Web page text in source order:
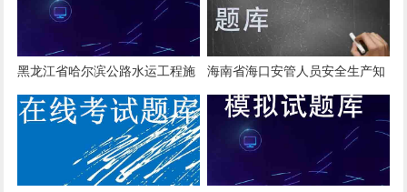
黑龙江省哈尔滨公路水运工程施
工企业安管人员在线模拟模拟练
习题
海南省海口安管人员安全生产知
识考试模拟真题重点知识